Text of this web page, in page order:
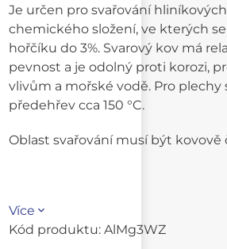
Je určen pro svařování
chemického složení, ve kterých
hořčíku do 3%. Svarový kov má
pevnost a je odolný proti korozi,
vlivům a mořské vodě. Pro plechy
předehřev cca 150 °C.
Oblast svařování musí být kovově
Více
Kód produktu: AlMg3WZ